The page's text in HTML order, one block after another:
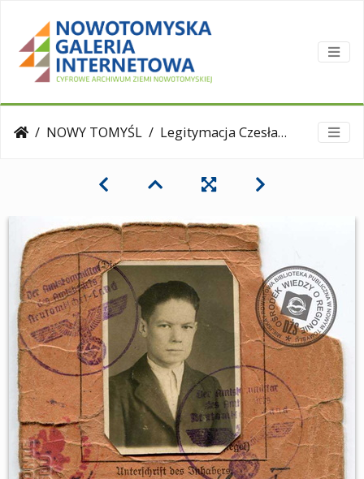
NOWY TOMYŚL Legitymacja Czesława Koniecznego - nowotomyskiego szewca